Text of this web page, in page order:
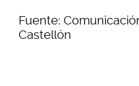
Fuente:
Castellón